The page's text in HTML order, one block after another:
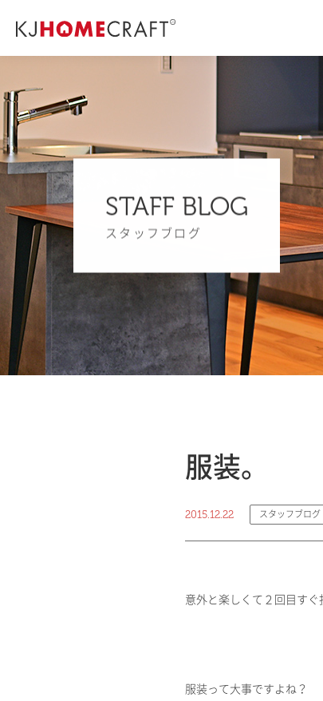
STAFF BLOG
スタッフブログ
服装。
2015.12.22 スタッフブログ
意外と楽しくて２回目すぐ
服装って大事ですよね？